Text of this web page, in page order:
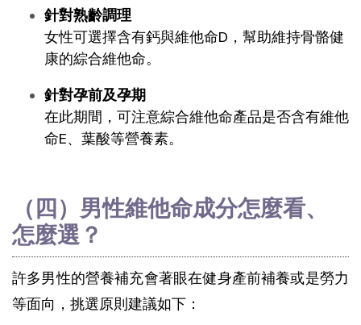
針對熟齡調理
女性可選擇含有鈣與維他命D，幫助維持骨骼健
康的綜合維他命。
針對孕前及孕期
在此期間，可注意綜合維他命產品是否含有維他
命E、葉酸等營養素。
（四）男性維他命成分怎麼看、
怎麼選？
許多男性的營養補充會著眼在健身產前補養或是勞力
等面向，挑選原則建議如下：